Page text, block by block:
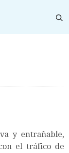
y entrañable,
el tráfico de